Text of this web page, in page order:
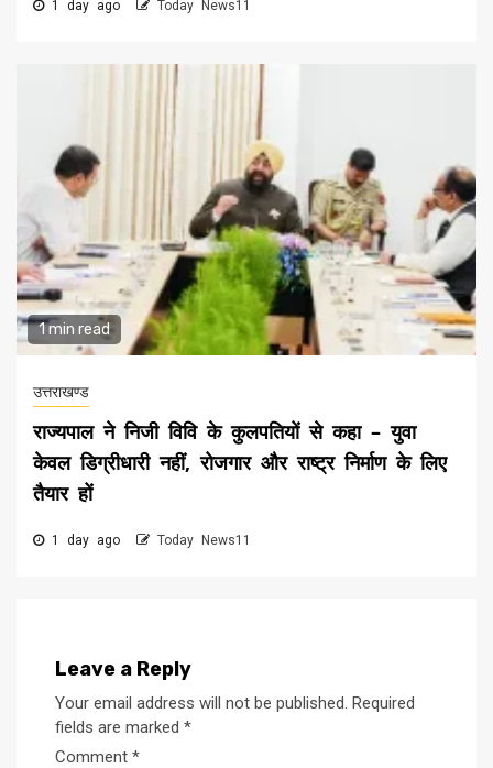
1 day ago Today News11
1 min read
उत्तराखण्ड
राज्यपाल ने निजी विवि के कुलपतियों से कहा – युवा
केवल डिग्रीधारी नहीं, रोजगार और राष्ट्र निर्माण के लिए
तैयार हों
1 day ago Today News11
Leave a Reply
Your email address will not be published. Required
fields are marked *
Comment *